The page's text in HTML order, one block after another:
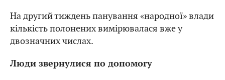
На другий тиждень панування «народної» влади
кількість полонених вимірювалася вже у
двозначних числах.
Люди звернулися по допомогу